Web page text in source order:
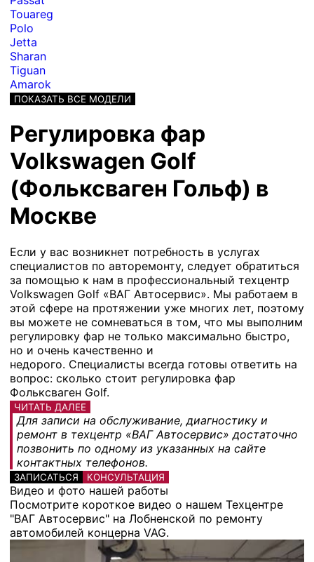
Touareg
Polo
Jetta
Sharan
Tiguan
Amarok
ПОКАЗАТЬ ВСЕ МОДЕЛИ
Регулировка фар
Volkswagen Golf
(Фольксваген Гольф) в
Москве
Если у вас возникнет потребность в услугах
специалистов по авторемонту, следует обратиться
за помощью к нам в профессиональный техцентр
Volkswagen Golf «ВАГ Автосервис». Мы работаем в
этой сфере на протяжении уже многих лет, поэтому
вы можете не сомневаться в том, что мы выполним
регулировку фар не только максимально быстро,
но и очень качественно и
недорого. Специалисты всегда готовы ответить на
вопрос: сколько стоит регулировка фар
Фольксваген Golf.
ЧИТАТЬ ДАЛЕЕ
Для записи на обслуживание, диагностику и
ремонт в техцентр «ВАГ Автосервис» достаточно
позвонить по одному из указанных на сайте
контактных телефонов.
ЗАПИСАТЬСЯ КОНСУЛЬТАЦИЯ
Видео и фото нашей работы
Посмотрите короткое видео о нашем Техцентре
"ВАГ Автосервис" на Лобненской по ремонту
автомобилей концерна VAG.